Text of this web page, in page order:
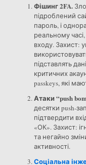
Фішинг 2FA.
підроблений
пароль, і
реальному
входу. Захист:
підставлять
критичних
passkeys, які
Атаки “push
десятки push-
підтвердити
«ОК». Захист:
та негайно
активності.
Соціальна